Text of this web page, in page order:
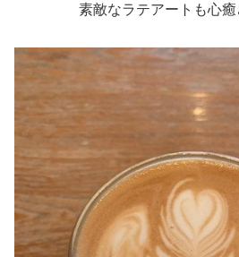
素敵なラテアートも心癒